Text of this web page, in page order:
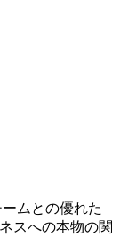
ムとの優れた
スへの本物の関